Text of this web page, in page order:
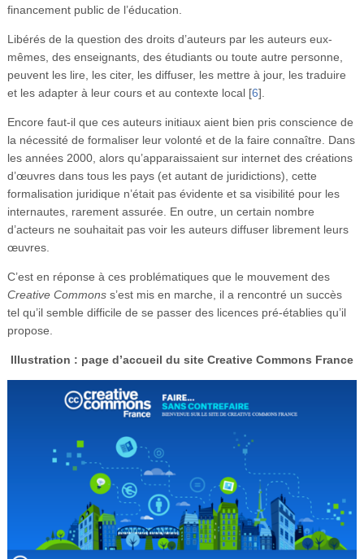
financement public de l’éducation.
Libérés de la question des droits d’auteurs par les auteurs eux-
mêmes, des enseignants, des étudiants ou toute autre personne,
peuvent les lire, les citer, les diffuser, les mettre à jour, les traduire
et les adapter à leur cours et au contexte local[6]
Encore faut-il que ces auteurs initiaux aient bien pris conscience de
la nécessité de formaliser leur volonté et de la faire connaître. Dans
les années 2000, alors qu’apparaissaient sur internet des créations
d’œuvres dans tous les pays (et autant de juridictions), cette
formalisation juridique n’était pas évidente et sa visibilité pour les
internautes, rarement assurée. En outre, un certain nombre
d’acteurs ne souhaitait pas voir les auteurs diffuser librement leurs
œuvres.
C’est en réponse à ces problématiques que le mouvement des
Creative Commonss’est mis en marche, il a rencontré un succès
tel qu’il semble difficile de se passer des licences pré-établies qu’il
propose.
Illustration : page d’accueil du site Creative Commons France